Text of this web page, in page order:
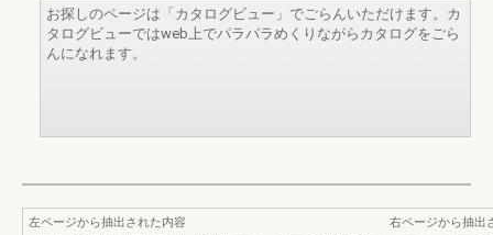
お探しのページは「カタログビュー」でごらんいただけます。カ
タログビューではweb上でパラパラめくりながらカタログをごら
んになれます。
左ページから抽出された内容
右ページから抽出